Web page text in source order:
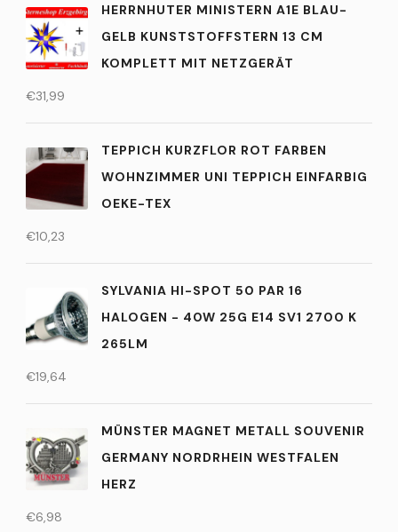
HERRNHUTER MINISTERN A1E BLAU-
GELB KUNSTSTOFFSTERN 13 CM
KOMPLETT MIT NETZGERÄT
€31,99
TEPPICH KURZFLOR ROT FARBEN
WOHNZIMMER UNI TEPPICH EINFARBIG
OEKE-TEX
€10,23
SYLVANIA HI-SPOT 50 PAR 16
HALOGEN - 40W 25G E14 SV1 2700 K
265LM
€19,64
MÜNSTER MAGNET METALL SOUVENIR
GERMANY NORDRHEIN WESTFALEN
HERZ
€6,98